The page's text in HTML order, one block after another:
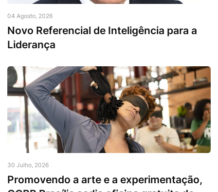
04 Agosto, 2026
Novo Referencial de Inteligência para a
Liderança
30 Julho, 2026
Promovendo a arte e a experimentação,